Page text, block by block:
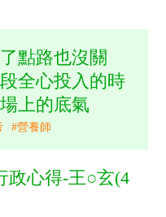
點路也沒關
全心投入的時
上的底氣
#營養師
政心得-王○玄(4